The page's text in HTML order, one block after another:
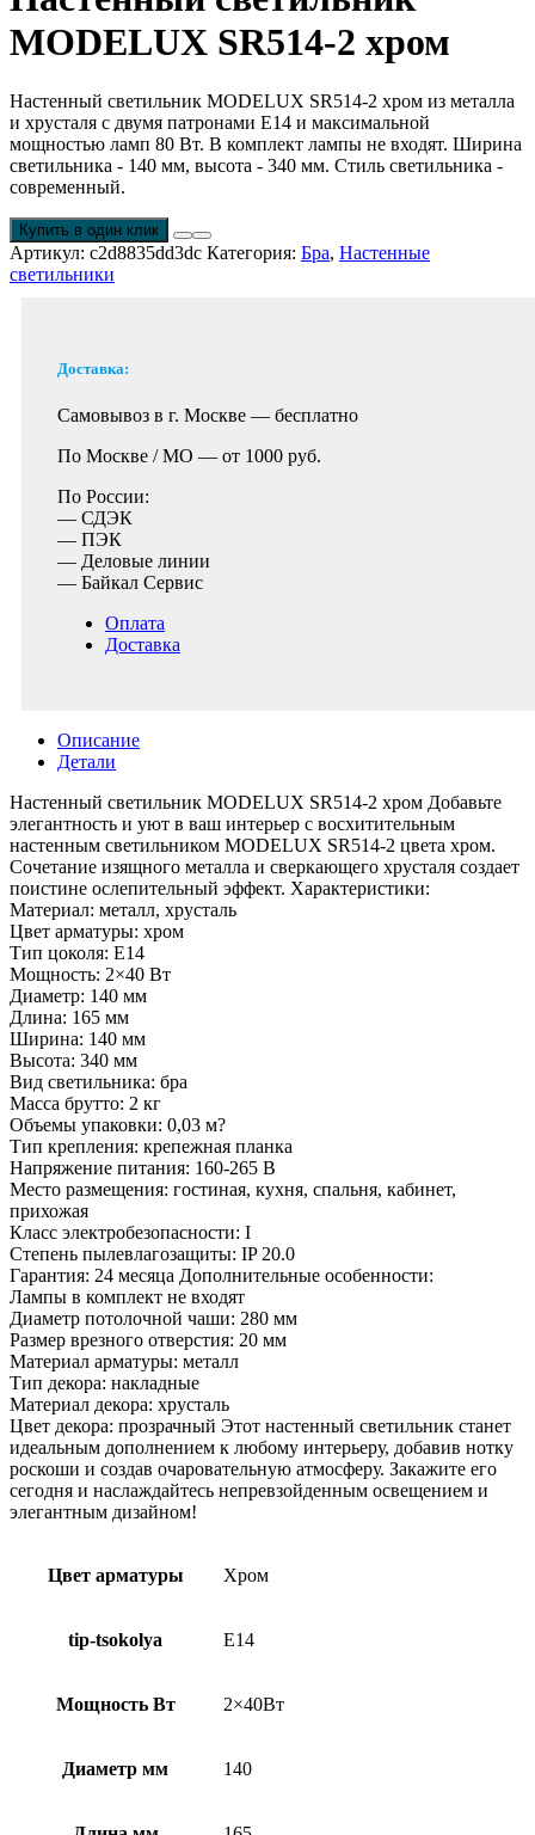
MODELUX SR514-2 хром
Настенный светильник MODELUX SR514-2 хром из металла
и хрусталя с двумя патронами E14 и максимальной
мощностью ламп 80 Вт. В комплект лампы не входят. Ширина
светильника - 140 мм, высота - 340 мм. Стиль светильника -
современный.
Купить в один клик
Артикул: c2d8835dd3dc Категория: Бра, Настенные
светильники
Доставка:
Самовывоз в г. Москве — бесплатно
По Москве / МО — от 1000 руб.
По России:
— СДЭК
— ПЭК
— Деловые линии
— Байкал Сервис
Оплата
Доставка
Описание
Детали
Настенный светильник MODELUX SR514-2 хром Добавьте
элегантность и уют в ваш интерьер с восхитительным
настенным светильником MODELUX SR514-2 цвета хром.
Сочетание изящного металла и сверкающего хрусталя создает
поистине ослепительный эффект. Характеристики:
Материал: металл, хрусталь
Цвет арматуры: хром
Тип цоколя: E14
Мощность: 2×40 Вт
Диаметр: 140 мм
Длина: 165 мм
Ширина: 140 мм
Высота: 340 мм
Вид светильника: бра
Масса брутто: 2 кг
Объемы упаковки: 0,03 м?
Тип крепления: крепежная планка
Напряжение питания: 160-265 В
Место размещения: гостиная, кухня, спальня, кабинет,
прихожая
Класс электробезопасности: I
Степень пылевлагозащиты: IP 20.0
Гарантия: 24 месяца Дополнительные особенности:
Лампы в комплект не входят
Диаметр потолочной чаши: 280 мм
Размер врезного отверстия: 20 мм
Материал арматуры: металл
Тип декора: накладные
Материал декора: хрусталь
Цвет декора: прозрачный Этот настенный светильник станет
идеальным дополнением к любому интерьеру, добавив нотку
роскоши и создав очаровательную атмосферу. Закажите его
сегодня и наслаждайтесь непревзойденным освещением и
элегантным дизайном!
Цвет арматуры Хром
tip-tsokolya E14
Мощность Вт 2×40Вт
Диаметр мм 140